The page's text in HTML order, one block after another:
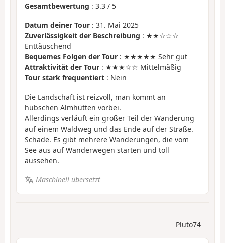
Gesamtbewertung : 3.3 / 5
Datum deiner Tour : 31. Mai 2025
Zuverlässigkeit der Beschreibung : ★★☆☆☆
Enttäuschend
Bequemes Folgen der Tour : ★★★★★ Sehr gut
Attraktivität der Tour : ★★★☆☆ Mittelmäßig
Tour stark frequentiert : Nein
Die Landschaft ist reizvoll, man kommt an
hübschen Almhütten vorbei.
Allerdings verläuft ein großer Teil der Wanderung
auf einem Waldweg und das Ende auf der Straße.
Schade. Es gibt mehrere Wanderungen, die vom
See aus auf Wanderwegen starten und toll
aussehen.
Maschinell übersetzt
Pluto74